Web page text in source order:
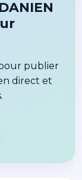
publier
direct et